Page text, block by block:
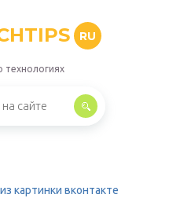
RU
технологиях
картинки вконтакте